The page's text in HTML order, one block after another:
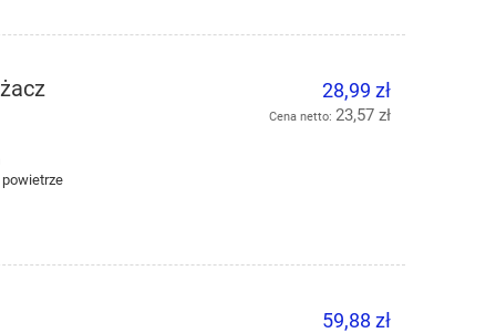
28,99 zł
Cena netto: 23,57 zł
59,88 zł